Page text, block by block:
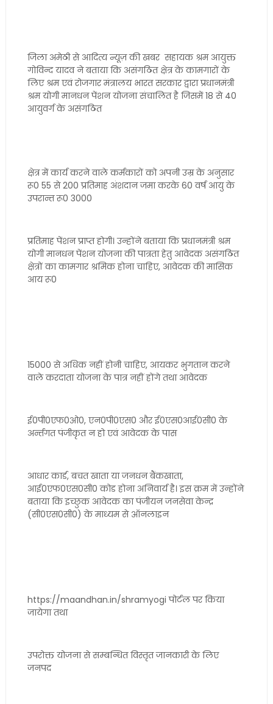
जिला अमेठी से आदित्य न्यूज़ की खबर सहायक श्रम आयुक्त
गोविन्द यादव ने बताया कि असंगठित क्षेत्र के कामगारों के
लिए श्रम एवं रोजगार मंत्रालय भारत सरकार द्वारा प्रधानमंत्री
श्रम योगी मानधन पेंशन योजना संचालित है जिसमें 18 से 40
आयुवर्ग के असंगठित
क्षेत्र में कार्य करने वाले कर्मकारों को अपनी उम्र के अनुसार
रू0 55 से 200 प्रतिमाह अंशदान जमा करके 60 वर्ष आयु के
उपरान्त रू0 3000
प्रतिमाह पेंशन प्राप्त होगी। उन्होंने बताया कि प्रधानमंत्री श्रम
योगी मानधन पेंशन योजना की पात्रता हेतु आवेदक असंगठित
क्षेत्रों का कामगार श्रमिक होना चाहिए, आवेदक की मासिक
आय रू0
15000 से अधिक नहीं होनी चाहिए, आयकर भुगतान करने
वाले करदाता योजना के पात्र नहीं होंगे तथा आवेदक
ई0पी0एफ0ओ0, एन0पी0एस0 और ई0एस0आई0सी0 के
अर्न्तगत पंजीकृत न हो एवं आवेदक के पास
आधार कार्ड, बचत खाता या जनधन बैंकखाता,
आई0एफ0एस0सी0 कोड होना अनिवार्य है। इस क्रम में उन्होंने
बताया कि इच्छुक आवेदक का पंजीयन जनसेवा केन्द्र
(सी0एस0सी0) के माध्यम से ऑनलाइन
https://maandhan.in/shramyogi पोर्टल पर किया
जायेगा तथा
उपरोक्त योजना से सम्बन्धित विस्तृत जानकारी के लिए
जनपद